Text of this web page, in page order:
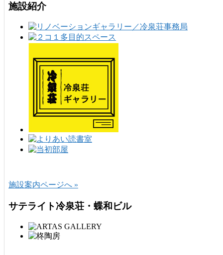
施設紹介
施設案内ページへ »
サテライト冷泉荘・蝶和ビル